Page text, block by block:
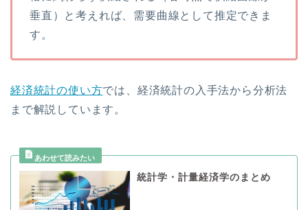
垂直）と考えれば、需要曲線として推定できま
す。
経済統計の使い方では、経済統計の入手法から分析法
まで解説しています。
統計学・計量経済学のまとめ